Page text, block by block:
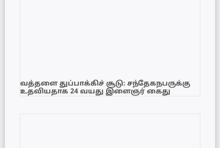
வத்தளை துப்பாக்கிச் சூடு: சந்தேகநபருக்கு
உதவியதாக 24 வயது இளைஞர் கைது